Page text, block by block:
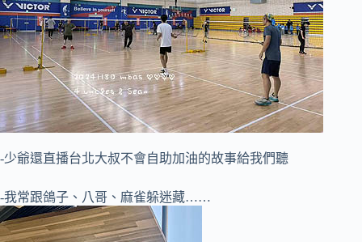
-少爺還直播台北大叔不會自助加油的故事給我們聽
-我常跟鴿子、八哥、麻雀躲迷藏……